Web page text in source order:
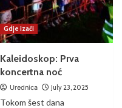
Gdje izaći
Kaleidoskop: Prva
koncertna noć
Urednica July 23, 2025
Tokom šest dana